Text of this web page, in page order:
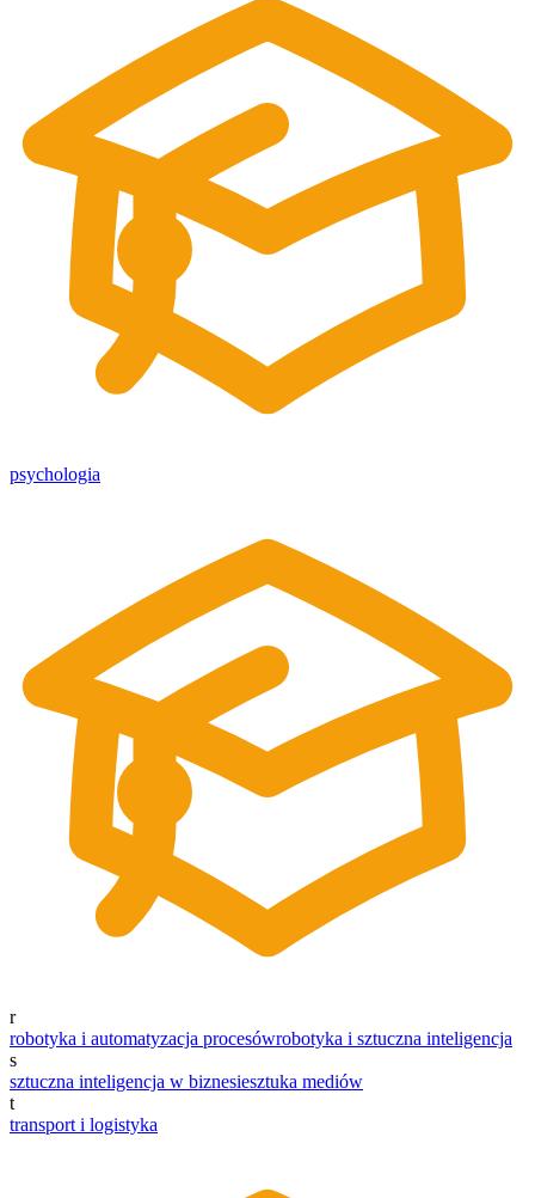
psychologia
r
robotyka i automatyzacja procesówrobotyka i sztuczna inteligencja
s
sztuczna inteligencja w biznesiesztuka mediów
t
transport i logistyka